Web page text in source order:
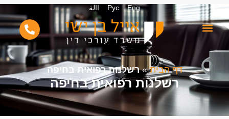
Eng
Рус االة
דף הבית»רשלנות רפואית בחיפה
רשלנות רפואית בחיפה